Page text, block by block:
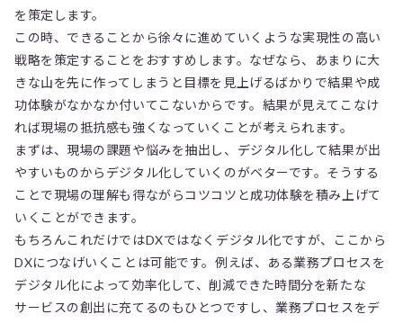
を策定します。
この時、できることから徐々に進めていくような実現性の高い
戦略を策定することをおすすめします。なぜなら、あまりに大
きな山を先に作ってしまうと目標を見上げるばかりで結果や成
功体験がなかなか付いてこないからです。結果が見えてこなけ
れば現場の抵抗感も強くなっていくことが考えられます。
まずは、現場の課題や悩みを抽出し、デジタル化して結果が出
やすいものからデジタル化していくのがベターです。そうする
ことで現場の理解も得ながらコツコツと成功体験を積み上げて
いくことができます。
もちろんこれだけではDXではなくデジタル化ですが、ここから
DXにつなげいくことは可能です。例えば、ある業務プロセスを
デジタル化によって効率化して、削減できた時間分を新たな
サービスの創出に充てるのもひとつですし、業務プロセスをデ